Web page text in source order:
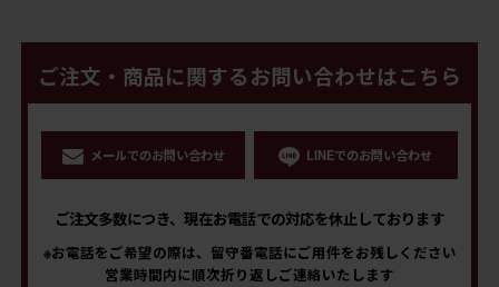
ご注文・商品に関するお問い合わせはこちら
メールでのお問い合わせ LINEでのお問い合わせ
ご注文多数につき、現在お電話での対応を休止しております
※お電話をご希望の際は、留守番電話にご用件をお残しください
営業時間内に順次折り返しご連絡いたします